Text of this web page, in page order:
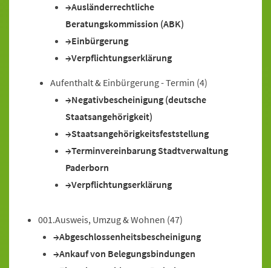
Ausländerrechtliche
Beratungskommission (ABK)
Einbürgerung
Verpflichtungserklärung
Aufenthalt & Einbürgerung - Termin (4)
Negativbescheinigung (deutsche
Staatsangehörigkeit)
Staatsangehörigkeitsfeststellung
Terminvereinbarung Stadtverwaltung
Paderborn
Verpflichtungserklärung
001.Ausweis, Umzug & Wohnen (47)
Abgeschlossenheitsbescheinigung
Ankauf von Belegungsbindungen